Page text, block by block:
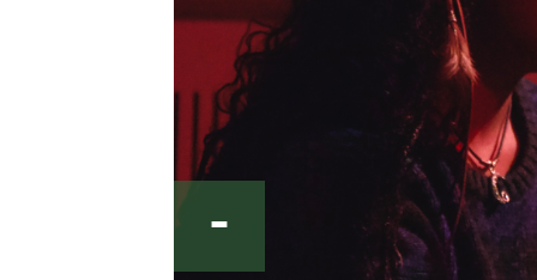
-